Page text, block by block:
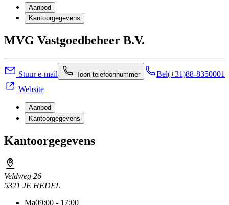
Aanbod
Kantoorgegevens
MVG Vastgoedbeheer B.V.
Stuur e-mail Toon telefoonnummer Bel(+31)88-8350001
Website
Aanbod
Kantoorgegevens
Kantoorgegevens
Veldweg 26
5321 JE HEDEL
Ma09:00 - 17:00